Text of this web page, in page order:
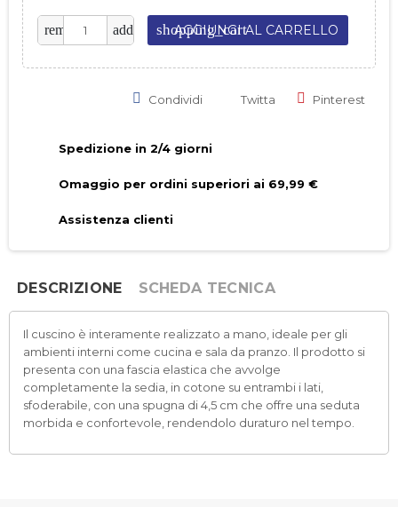
remove add shopping_cart
AGGIUNGI AL CARRELLO
Condividi Twitta Pinterest
Spedizione in 2/4 giorni
Omaggio per ordini superiori ai 69,99 €
Assistenza clienti
DESCRIZIONE SCHEDA TECNICA
Il cuscino è interamente realizzato a mano, ideale per gli
ambienti interni come cucina e sala da pranzo. Il prodotto si
presenta con una fascia elastica che avvolge
completamente la sedia, in cotone su entrambi i lati,
sfoderabile, con una spugna di 4,5 cm che offre una seduta
morbida e confortevole, rendendolo duraturo nel tempo.